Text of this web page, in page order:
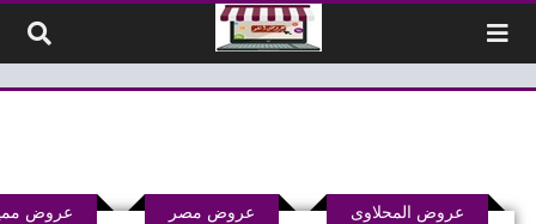
عروض المحلاوى عروض مصر عروض